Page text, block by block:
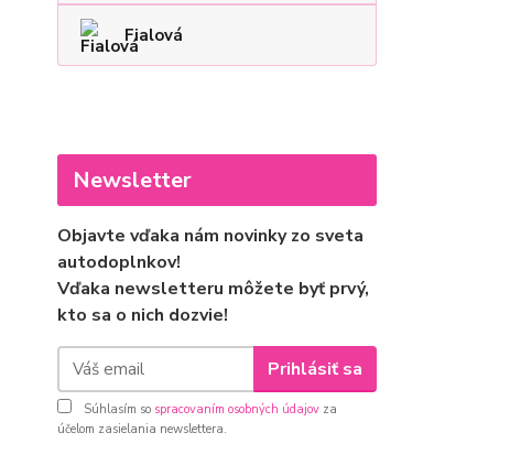
Fialová
Newsletter
Objavte vďaka nám novinky zo sveta
autodoplnkov!
Vďaka newsletteru môžete byť prvý,
kto sa o nich dozvie!
Prihlásiť sa
Súhlasím so spracovaním osobných údajov za
účelom zasielania newslettera.